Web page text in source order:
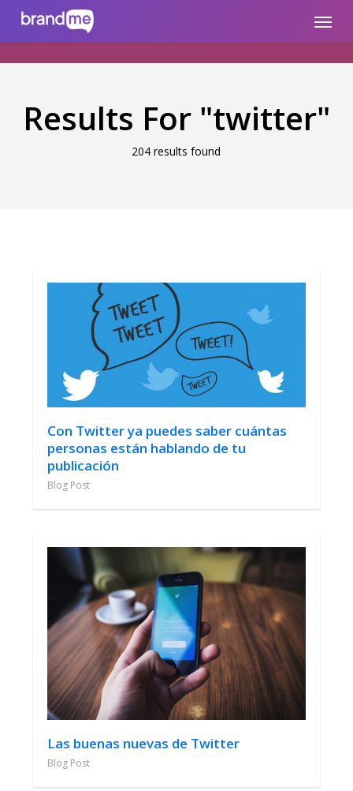
brandme.la Menu
Results For "twitter"
204 results found
Con Twitter ya puedes saber cuántas
personas están hablando de tu
publicación
Blog Post
Las buenas nuevas de Twitter
Blog Post